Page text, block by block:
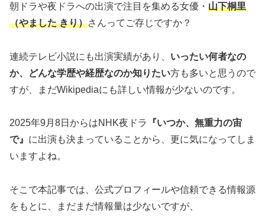
朝ドラや夜ドラへの出演で注目を集める女優・ 山下桐里
（やました きり）さんってご存じですか？
連続テレビ小説にも出演実績があり、 いったい何者なの
か、どんな学歴や経歴なのか知りたい方も多いと思うので
すが、まだWikipediaにも詳しい情報が少ないのです。
2025年9月8日からはNHK夜ドラ
『いつか、無重力の宙
で』 に出演も決まっていることから、更に気になってしま
いますよね。
そこで本記事では、公式プロフィールや信頼できる情報源
をもとに、まだまだ情報量は少ないですが、